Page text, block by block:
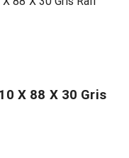
X 88 X 30 Gris